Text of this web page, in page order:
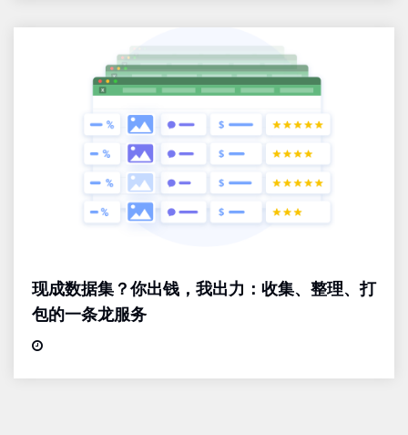
现成数据集？你出钱，我出力：收集、整理、打
包的一条龙服务